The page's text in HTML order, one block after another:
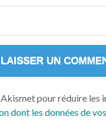
pour réduire les
dont les données de